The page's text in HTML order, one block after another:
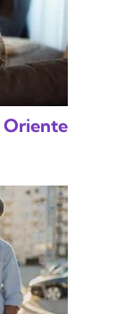
Oriente